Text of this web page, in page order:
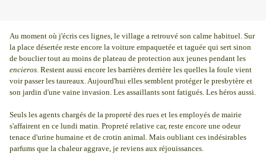
Au moment où j'écris ces lignes, le village a retrouvé son calme habituel. Sur
la place désertée reste encore la voiture empaquetée et taguée qui sert sinon
de bouclier tout au moins de plateau de protection aux jeunes pendant les
encieros. Restent aussi encore les barrières derrière les quelles la foule vient
voir passer les taureaux. Aujourd'hui elles semblent protéger le presbytère et
son jardin d'une vaine invasion. Les assaillants sont fatigués. Les héros aussi.
Seuls les agents chargés de la propreté des rues et les employés de mairie
s'affairent en ce lundi matin. Propreté relative car, reste encore une odeur
tenace d'urine humaine et de crotin animal. Mais oubliant ces indésirables
parfums que la chaleur aggrave, je reviens aux réjouissances.